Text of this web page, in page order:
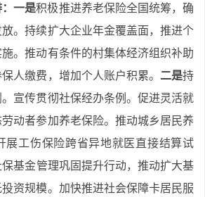
：一是积极推进养老保险全国统筹，确
。持续扩大企业年金覆盖面， 推进个
施。推动有条件的村集体经济组织补助
人缴费，增加个人账户积累。 二是持
宣传贯彻社保经办条例。促进灵活就
动者参加养老保险。推动城乡居民养
展工伤保险跨省异地就医直接结算试
基金管理巩固提升行动， 推动扩大基
资规模。 加快推进社会保障卡居民服